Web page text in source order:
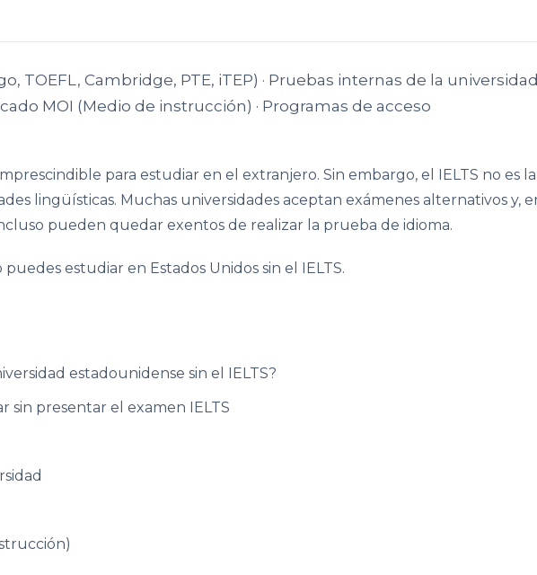
TOEFL, Cambridge, PTE, iTEP) · Pruebas internas de la universidad
MOI (Medio de instrucción) · Programas de acceso
para estudiar en el extranjero. Sin embargo, el IELTS no es
lingüísticas. Muchas universidades aceptan exámenes alternativos y,
pueden quedar exentos de realizar la prueba de idioma.
estudiar en Estados Unidos sin el IELTS.
estadounidense sin el IELTS?
sin presentar el examen IELTS